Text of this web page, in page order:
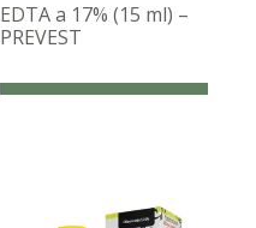
EDTA a 17% (15 ml) –
PREVEST